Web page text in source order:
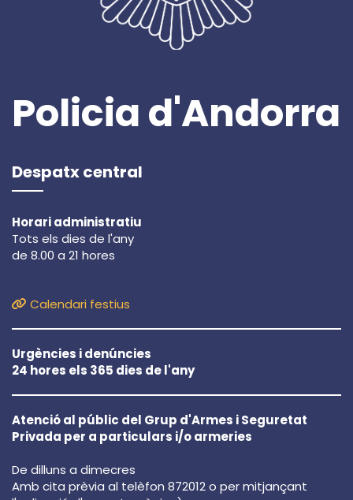
Policia d'Andorra
Despatx central
Horari administratiu
Tots els dies de l'any
de 8.00 a 21 hores
Calendari festius
Urgències i denúncies
24 hores els 365 dies de l'any
Atenció al públic del Grup d'Armes i Seguretat
Privada per a particulars i/o armeries
De dilluns a dimecres
Amb cita prèvia al telèfon 872012 o per mitjançant